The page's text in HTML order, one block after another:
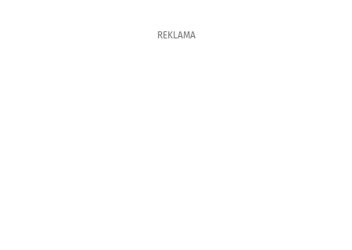
REKLAMA